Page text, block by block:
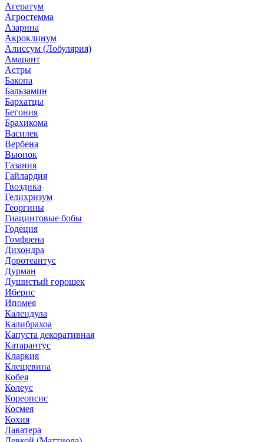
Агератум
Агростемма
Азарина
Акроклинум
Алиссум (Лобулярия)
Амарант
Астры
Бакопа
Бальзамин
Бархатцы
Бегония
Брахикома
Василек
Вербена
Вьюнок
Газания
Гайлардия
Гвоздика
Гелихризум
Георгины
Гиацинтовые бобы
Годеция
Гомфрена
Дихондра
Доротеантус
Дурман
Душистый горошек
Иберис
Ипомея
Календула
Калибрахоа
Капуста декоративная
Катарантус
Кларкия
Клещевина
Кобея
Колеус
Кореопсис
Космея
Кохия
Лаватера